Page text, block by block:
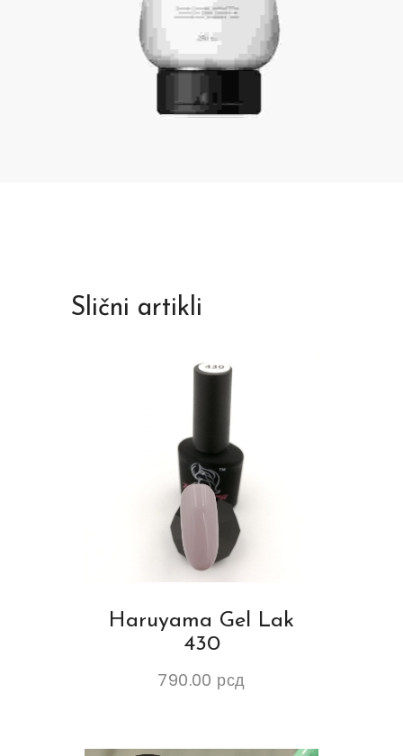
Slični artikli
Haruyama Gel Lak
430
790.00 рсд